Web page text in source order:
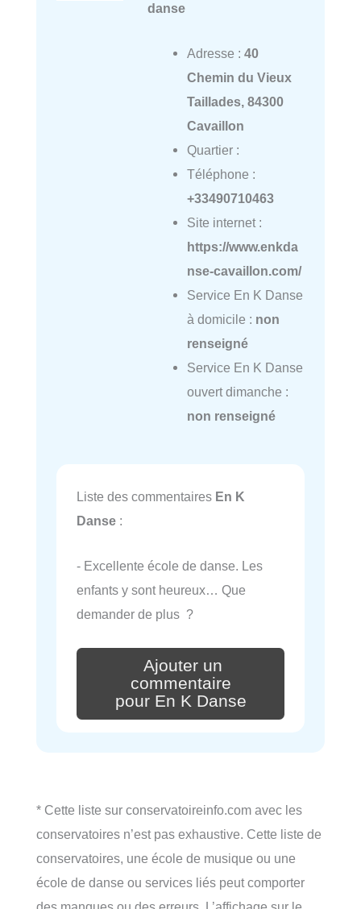
danse
Adresse : 40
Chemin du Vieux
Taillades, 84300
Cavaillon
Quartier :
Téléphone :
+33490710463
Site internet :
https://www.enkda
nse-cavaillon.com/
Service En K Danse
à domicile : non
renseigné
Service En K Danse
ouvert dimanche :
non renseigné
Liste des commentaires En K
Danse :
- Excellente école de danse. Les
enfants y sont heureux… Que
demander de plus ?
Ajouter un
commentaire
pour En K Danse
* Cette liste sur conservatoireinfo.com avec les
conservatoires n’est pas exhaustive. Cette liste de
conservatoires, une école de musique ou une
école de danse ou services liés peut comporter